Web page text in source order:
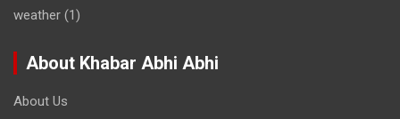
weather (1)
About Khabar Abhi Abhi
About Us